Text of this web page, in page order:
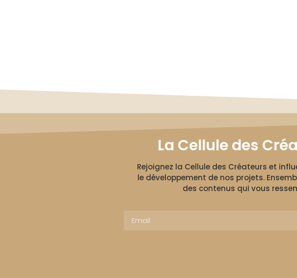
La Cellule des
Rejoignez la Cellule des Créateurs et
le développement de nos projets.
des contenus qui vous